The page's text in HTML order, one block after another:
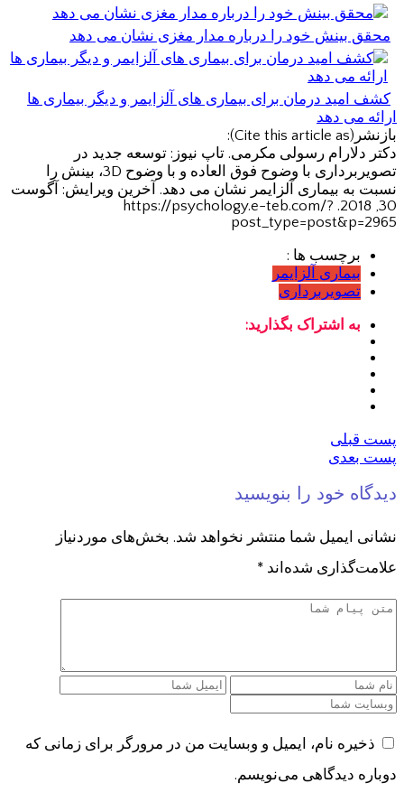
محقق بینش خود را درباره مدار مغزی نشان می دهد
کشف امید درمان برای بیماری های آلزایمر و دیگر بیماری ها
ارائه می دهد
بازنشر(Cite this article as):
دکتر دلارام رسولی مکرمی. تاپ نیوز: توسعه جدید در
تصویربرداری با وضوح فوق العاده و با وضوح 3D، بینش را
نسبت به بیماری آلزایمر نشان می دهد. آخرین ویرایش: آگوست
30, 2018. https://psychology.e-teb.com/?
post_type=post&p=2965
برچسب ها :
بیماری آلزایمر
تصویربرداری
به اشتراک بگذارید:
پست قبلی
پست بعدی
دیدگاه خود را بنویسید
نشانی ایمیل شما منتشر نخواهد شد. بخش‌های موردنیاز
علامت‌گذاری شده‌اند *
ذخیره نام، ایمیل و وبسایت من در مرورگر برای زمانی که
دوباره دیدگاهی می‌نویسم.